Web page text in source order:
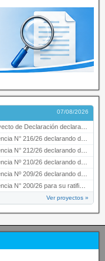
07/08/2026
de interés provincial PRESIDENCI…
de interés provincial la labor …
de interés provincial el “50° A…
de interés provincial el proyec…
de interés provincial la presen…
200/26 para su ratificación.
Ver proyectos »